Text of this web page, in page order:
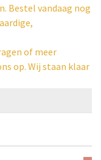
Bestel vandaag nog
of meer
op. Wij staan klaar